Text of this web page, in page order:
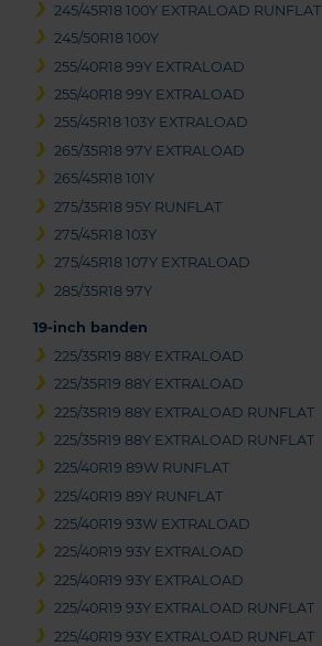
245/45R18 100Y EXTRALOAD RUNFLAT
245/50R18 100Y
255/40R18 99Y EXTRALOAD
255/40R18 99Y EXTRALOAD
255/45R18 103Y EXTRALOAD
265/35R18 97Y EXTRALOAD
265/45R18 101Y
275/35R18 95Y RUNFLAT
275/45R18 103Y
275/45R18 107Y EXTRALOAD
285/35R18 97Y
19-inch banden
225/35R19 88Y EXTRALOAD
225/35R19 88Y EXTRALOAD
225/35R19 88Y EXTRALOAD RUNFLAT
225/35R19 88Y EXTRALOAD RUNFLAT
225/40R19 89W RUNFLAT
225/40R19 89Y RUNFLAT
225/40R19 93W EXTRALOAD
225/40R19 93Y EXTRALOAD
225/40R19 93Y EXTRALOAD
225/40R19 93Y EXTRALOAD RUNFLAT
225/40R19 93Y EXTRALOAD RUNFLAT